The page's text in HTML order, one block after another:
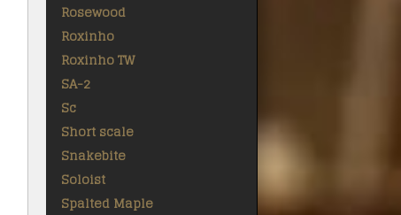
Rosewood
Roxinho
Roxinho TW
SA-2
Sc
Short scale
Snakebite
Soloist
Spalted Maple